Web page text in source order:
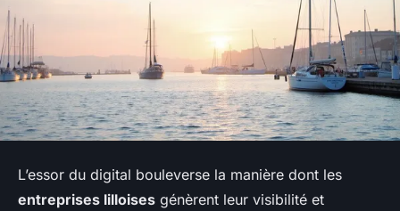
L’essor du digital bouleverse la manière dont les
entreprises lilloises génèrent leur visibilité et